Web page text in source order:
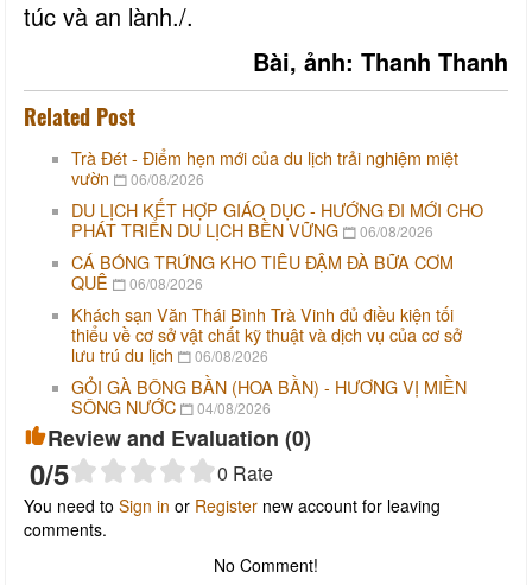
túc và an lành./.
Bài, ảnh: Thanh Thanh
Related Post
Trà Đét - Điểm hẹn mới của du lịch trải nghiệm miệt
vườn
06/08/2026
DU LỊCH KẾT HỢP GIÁO DỤC - HƯỚNG ĐI MỚI CHO
PHÁT TRIỂN DU LỊCH BỀN VỮNG
06/08/2026
CÁ BÓNG TRỨNG KHO TIÊU ĐẬM ĐÀ BỮA CƠM
QUÊ
06/08/2026
Khách sạn Văn Thái Bình Trà Vinh đủ điều kiện tối
thiểu về cơ sở vật chất kỹ thuật và dịch vụ của cơ sở
lưu trú du lịch
06/08/2026
GỎI GÀ BÔNG BẦN (HOA BẦN) - HƯƠNG VỊ MIỀN
SÔNG NƯỚC
04/08/2026
Review and Evaluation (0)
0/5 0 Rate
You need to Sign in or Register new account for leaving
comments.
No Comment!